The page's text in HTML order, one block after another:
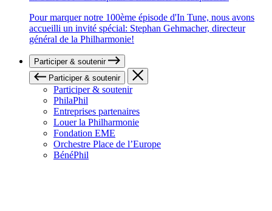
Pour marquer notre 100ème épisode d'In Tune, nous avons
accueilli un invité spécial: Stephan Gehmacher, directeur
général de la Philharmonie!
Participer & soutenir
Participer & soutenir
Participer & soutenir
PhilaPhil
Entreprises partenaires
Louer la Philharmonie
Fondation EME
Orchestre Place de l’Europe
BénéPhil